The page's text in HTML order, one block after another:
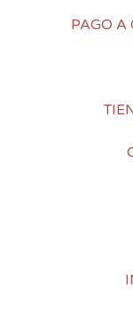
PAGO A